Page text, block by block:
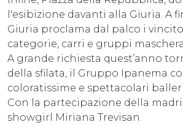
l'esibizione davanti alla Giuria. A
Giuria proclama dal palco i
categorie, carri e gruppi
A grande richiesta quest’anno
della sfilata, il Gruppo Ipanema
coloratissime e spettacolari
Con la partecipazione della
showgirl Miriana Trevisan.